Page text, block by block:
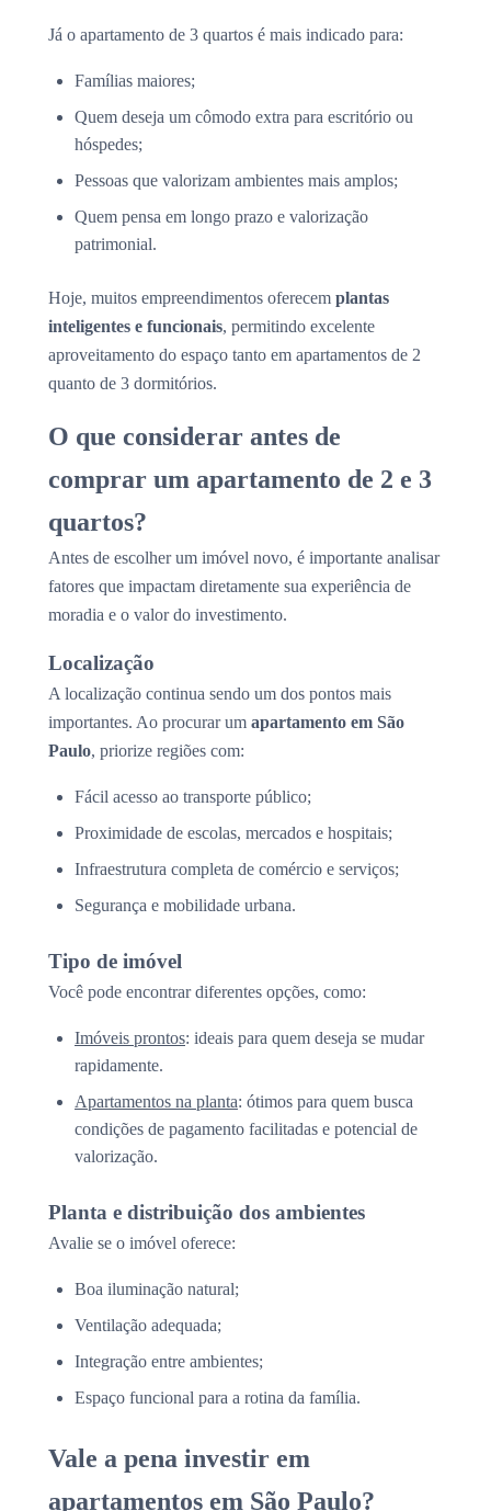
Já o apartamento de 3 quartos é mais indicado para:
Famílias maiores;
Quem deseja um cômodo extra para escritório ou
hóspedes;
Pessoas que valorizam ambientes mais amplos;
Quem pensa em longo prazo e valorização
patrimonial.
Hoje, muitos empreendimentos oferecem plantas
inteligentes e funcionais, permitindo excelente
aproveitamento do espaço tanto em apartamentos de 2
quanto de 3 dormitórios.
O que considerar antes de
comprar um apartamento de 2 e 3
quartos?
Antes de escolher um imóvel novo, é importante analisar
fatores que impactam diretamente sua experiência de
moradia e o valor do investimento.
Localização
A localização continua sendo um dos pontos mais
importantes. Ao procurar um apartamento em São
Paulo, priorize regiões com:
Fácil acesso ao transporte público;
Proximidade de escolas, mercados e hospitais;
Infraestrutura completa de comércio e serviços;
Segurança e mobilidade urbana.
Tipo de imóvel
Você pode encontrar diferentes opções, como:
Imóveis prontos: ideais para quem deseja se mudar
rapidamente.
Apartamentos na planta: ótimos para quem busca
condições de pagamento facilitadas e potencial de
valorização.
Planta e distribuição dos ambientes
Avalie se o imóvel oferece:
Boa iluminação natural;
Ventilação adequada;
Integração entre ambientes;
Espaço funcional para a rotina da família.
Vale a pena investir em
apartamentos em São Paulo?